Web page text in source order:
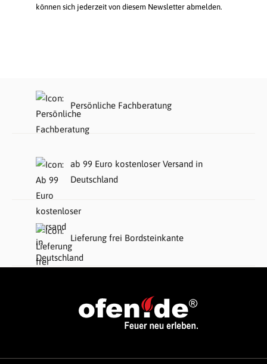
können sich jederzeit von diesem Newsletter abmelden.
Persönliche Fachberatung
ab 99 Euro kostenloser Versand in
Deutschland
Lieferung frei Bordsteinkante